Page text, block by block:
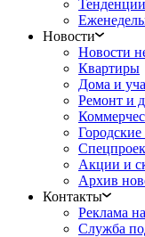
Новости
Новости
Квартиры
Дома и
Ремонт и
Городские
Акции и
Архив
Контакты
Реклама
Служба